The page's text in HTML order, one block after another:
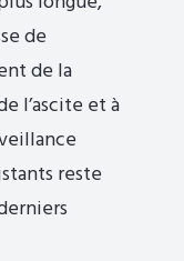
de
de la
l’ascite et à
reste